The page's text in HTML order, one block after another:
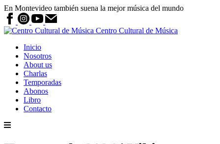
En Montevideo también suena la mejor música del mundo
Centro Cultural de Música
Inicio
Nosotros
About us
Charlas
Temporadas
Abonos
Libro
Contacto